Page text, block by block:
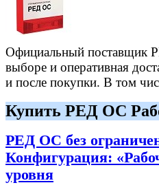
Официальный поставщик
выборе и оперативная
и после покупки. В том
Купить РЕД ОС
РЕД ОС без
Конфигурация:
уровня